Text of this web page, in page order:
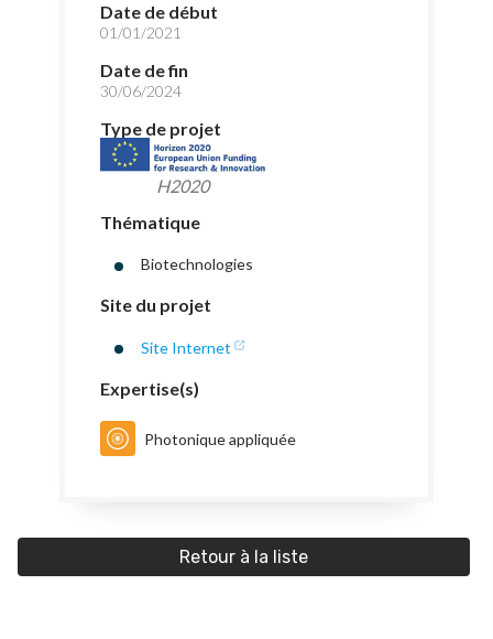
Date de début
01/01/2021
Date de fin
30/06/2024
Type de projet
H2020
Thématique
Biotechnologies
Site du projet
Site Internet
Expertise(s)
Photonique appliquée
Retour à la liste